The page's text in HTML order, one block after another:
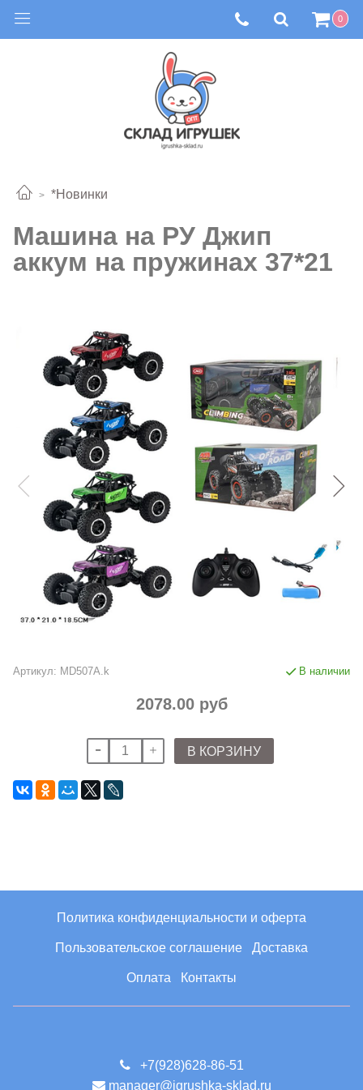
0
*Новинки
Машина на РУ Джип
аккум на пружинах 37*21
Артикул: MD507A.k В наличии
2078.00 руб
В КОРЗИНУ
Политика конфиденциальности и оферта
Пользовательское соглашение Доставка
Оплата Контакты
+7(928)628-86-51
manager@igrushka-sklad.ru